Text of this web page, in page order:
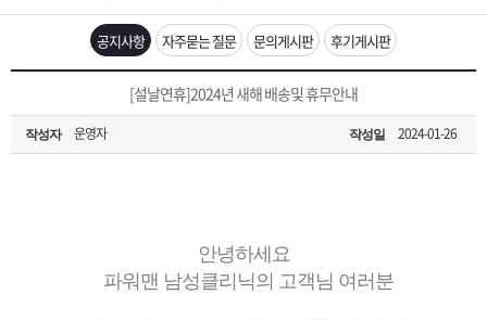
노
객
마
[ios앱 오픈]아이폰 고객 앱설치 가능합니다.
[무인택배함 이용 안내] 집 밖에 주소로 택배 받기
입금확인이 안되는 상황을 대비해 꼭 입금후 고객센터 연락바랍니다.
공지사항 자주묻는 질문 문의게시판 후기게시판
[설날연휴]2024년 새해 배송및 휴무안내
작성자 운영자 작성일 2024-01-26
안녕하세요
파워맨 남성클리닉의 고객님 여러분